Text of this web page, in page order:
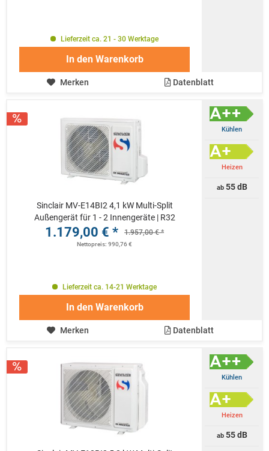
Lieferzeit ca. 21 - 30 Werktage
In den Warenkorb
Merken Datenblatt
Sinclair MV-E14BI2 4,1 kW Multi-Split
Außengerät für 1 - 2 Innengeräte | R32
1.179,00 € * 1.957,00 € *
Nettopreis: 990,76 €
Kühlen
Heizen
ab55 dB
Lieferzeit ca. 14-21 Werktage
In den Warenkorb
Merken Datenblatt
Kühlen
Heizen
ab55 dB